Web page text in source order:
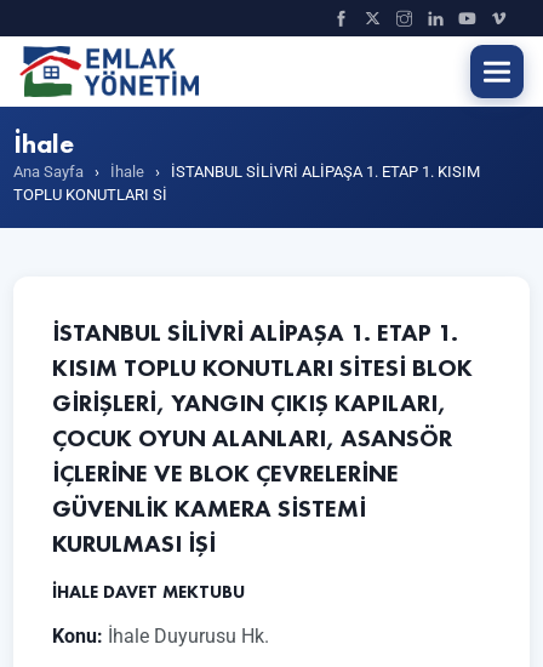
İhale
Ana Sayfa › İhale ›
İSTANBUL SİLİVRİ ALİPAŞA 1. ETAP 1. KISIM
TOPLU KONUTLARI Sİ
İSTANBUL SİLİVRİ ALİPAŞA 1. ETAP 1.
KISIM TOPLU KONUTLARI SİTESİ BLOK
GİRİŞLERİ, YANGIN ÇIKIŞ KAPILARI,
ÇOCUK OYUN ALANLARI, ASANSÖR
İÇLERİNE VE BLOK ÇEVRELERİNE
GÜVENLİK KAMERA SİSTEMİ
KURULMASI İŞİ
İHALE DAVET MEKTUBU
Konu: İhale Duyurusu Hk.